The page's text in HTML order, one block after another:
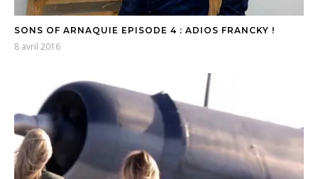
SONS OF ARNAQUIE EPISODE 4 : ADIOS FRANCKY !
8 avril 2016